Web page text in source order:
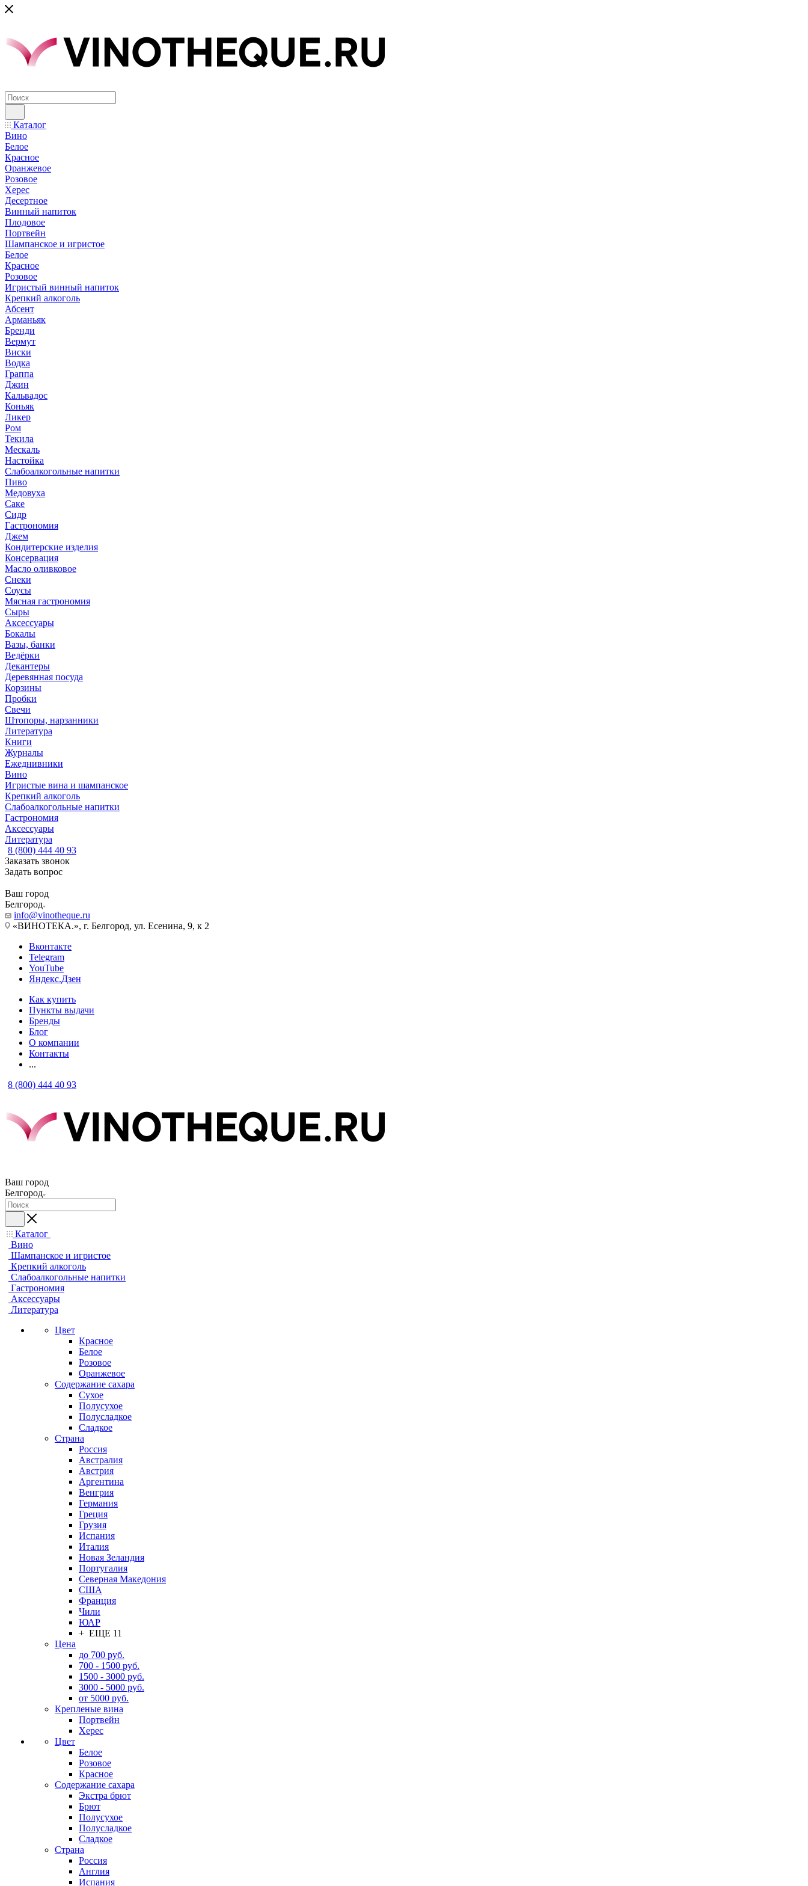
Каталог
Вино
Белое
Красное
Оранжевое
Розовое
Херес
Десертное
Винный напиток
Плодовое
Портвейн
Шампанское и игристое
Белое
Красное
Розовое
Игристый винный напиток
Крепкий алкоголь
Абсент
Арманьяк
Бренди
Вермут
Виски
Водка
Граппа
Джин
Кальвадос
Коньяк
Ликер
Ром
Текила
Мескаль
Настойка
Слабоалкогольные напитки
Пиво
Медовуха
Саке
Сидр
Гастрономия
Джем
Кондитерские изделия
Консервация
Масло оливковое
Снеки
Соусы
Мясная гастрономия
Сыры
Аксессуары
Бокалы
Вазы, банки
Ведёрки
Декантеры
Деревянная посуда
Корзины
Пробки
Свечи
Штопоры, нарзанники
Литература
Книги
Журналы
Ежеднивники
Вино
Игристые вина и шампанское
Крепкий алкоголь
Слабоалкогольные напитки
Гастрономия
Аксессуары
Литература
8 (800) 444 40 93
Заказать звонок
Задать вопрос
Ваш город
Белгород
info@vinotheque.ru
«ВИНОТЕКА.», г. Белгород, ул. Есенина, 9, к 2
Вконтакте
Telegram
YouTube
Яндекс.Дзен
Как купить
Пункты выдачи
Бренды
Блог
О компании
Контакты
...
8 (800) 444 40 93
Ваш город
Белгород
Каталог
Вино
Шампанское и игристое
Крепкий алкоголь
Слабоалкогольные напитки
Гастрономия
Аксессуары
Литература
Цвет
Красное
Белое
Розовое
Оранжевое
Содержание сахара
Сухое
Полусухое
Полусладкое
Сладкое
Страна
Россия
Австралия
Австрия
Аргентина
Венгрия
Германия
Греция
Грузия
Испания
Италия
Новая Зеландия
Португалия
Северная Македония
США
Франция
Чили
ЮАР
+ ЕЩЕ 11
Цена
до 700 руб.
700 - 1500 руб.
1500 - 3000 руб.
3000 - 5000 руб.
от 5000 руб.
Крепленые вина
Портвейн
Херес
Цвет
Белое
Розовое
Красное
Содержание сахара
Экстра брют
Брют
Полусухое
Полусладкое
Сладкое
Страна
Россия
Англия
Испания